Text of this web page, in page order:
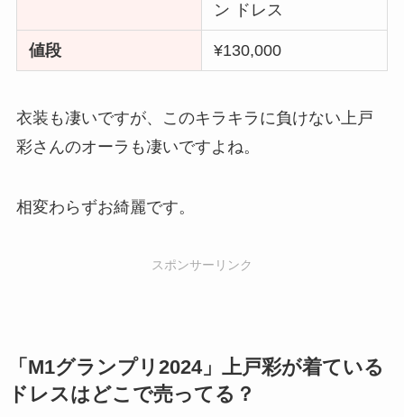
ン ドレス
値段 ¥130,000
衣装も凄いですが、このキラキラに負けない上戸
彩さんのオーラも凄いですよね。
相変わらずお綺麗です。
スポンサーリンク
「M1グランプリ2024」上戸彩が着ている
ドレスはどこで売ってる？